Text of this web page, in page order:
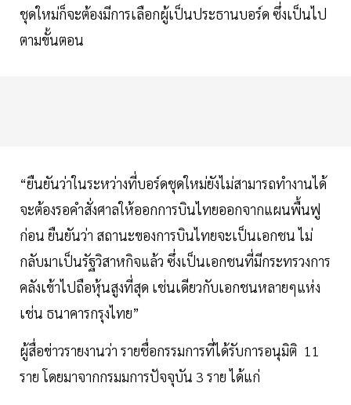
ชุดใหม่ก็จะต้องมีการเลือกผู้เป็นประธานบอร์ด ซึ่งเป็นไป
ตามขั้นตอน
“ยืนยันว่าในระหว่างที่บอร์ดชุดใหม่ยังไม่สามารถทำงานได้
จะต้องรอคำสั่งศาลให้ออกการบินไทยออกจากแผนพื้นฟู
ก่อน ยืนยันว่า สถานะของการบินไทยจะเป็นเอกชน ไม่
กลับมาเป็นรัฐวิสาหกิจแล้ว ซึ่งเป็นเอกชนที่มีกระทรวงการ
คลังเข้าไปถือหุ้นสูงที่สุด เช่นเดียวกับเอกชนหลายๆแห่ง
เช่น ธนาคารกรุงไทย”
ผู้สื่อข่าวรายงานว่า รายชื่อกรรมการที่ได้รับการอนุมิติ 11
ราย โดยมาจากกรมมการปัจจุบัน 3 ราย ได้แก่